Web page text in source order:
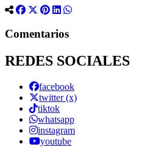
Comentarios
REDES SOCIALES
facebook
twitter (x)
tiktok
whatsapp
instagram
youtube